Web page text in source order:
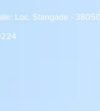
Loc. Stangade -